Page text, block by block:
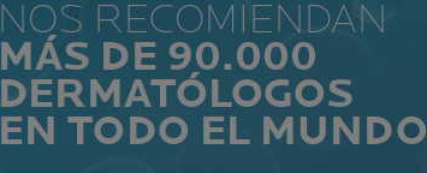
NOS RECOMIENDAN
MÁS DE 90.000
DERMATÓLOGOS
EN TODO EL MUNDO